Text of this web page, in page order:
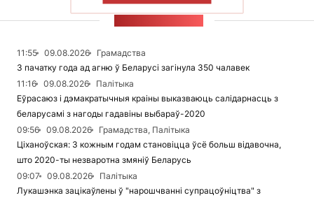
11:55 09.08.2026
Грамадства
З пачатку года ад агню ў Беларусі загінула 350 чалавек
11:16
09.08.2026
Палітыка
Еўрасаюз і дэмакратычныя краіны выказваюць салідарнасць з
беларусамі з нагоды гадавіны выбараў-2020
09:56
09.08.2026
Грамадства, Палітыка
Ціханоўская: З кожным годам становіцца ўсё больш відавочна,
што 2020-ты незваротна змяніў Беларусь
09:07
09.08.2026
Палітыка
Лукашэнка зацікаўлены ў "нарошчванні супрацоўніцтва" з